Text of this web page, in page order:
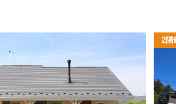
2階